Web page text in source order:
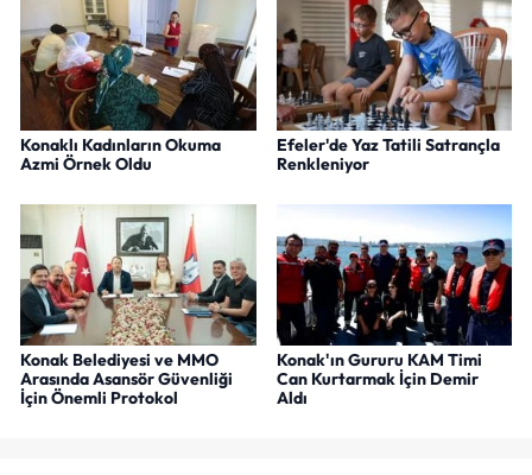
Konaklı Kadınların Okuma
Azmi Örnek Oldu
Efeler'de Yaz Tatili Satrançla
Renkleniyor
Konak Belediyesi ve MMO
Arasında Asansör Güvenliği
İçin Önemli Protokol
Konak'ın Gururu KAM Timi
Can Kurtarmak İçin Demir
Aldı